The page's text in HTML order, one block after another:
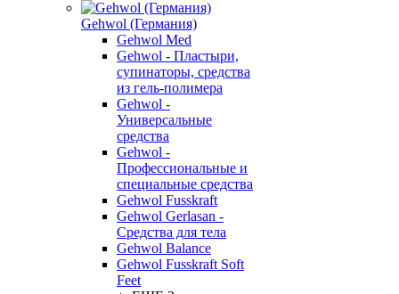
Gehwol (Германия)
Gehwol Med
Gehwol - Пластыри,
супинаторы, средства
из гель-полимера
Gehwol -
Универсальные
средства
Gehwol -
Профессиональные и
специальные средства
Gehwol Fusskraft
Gehwol Gerlasan -
Средства для тела
Gehwol Balance
Gehwol Fusskraft Soft
Feet